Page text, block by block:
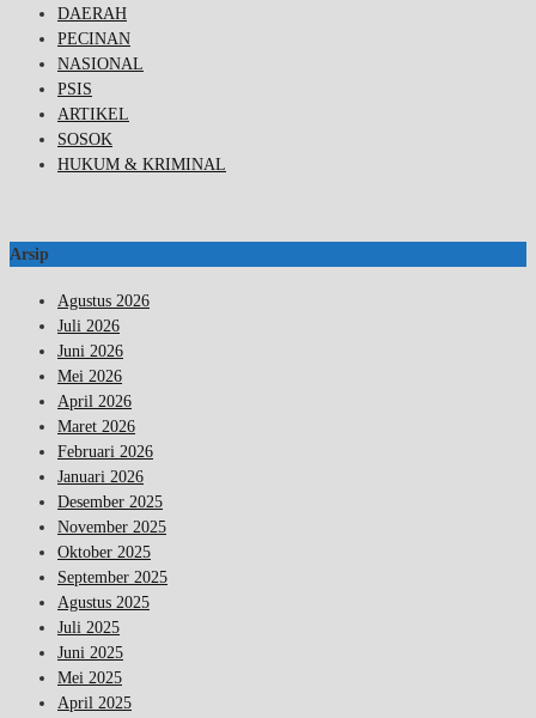
DAERAH
PECINAN
NASIONAL
PSIS
ARTIKEL
SOSOK
HUKUM & KRIMINAL
Arsip
Agustus 2026
Juli 2026
Juni 2026
Mei 2026
April 2026
Maret 2026
Februari 2026
Januari 2026
Desember 2025
November 2025
Oktober 2025
September 2025
Agustus 2025
Juli 2025
Juni 2025
Mei 2025
April 2025